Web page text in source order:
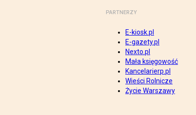
PARTNERZY
E-kiosk.pl
E-gazety.pl
Nexto.pl
Mała księgowość
Kancelarierp.pl
Wieści Rolnicze
Życie Warszawy